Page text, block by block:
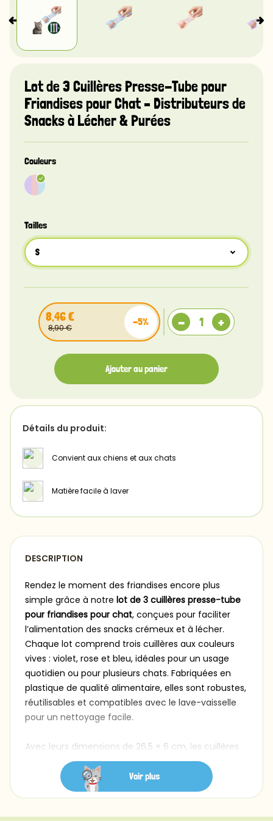
Lot de 3 Cuillères Presse-Tube pour
Friandises pour Chat – Distributeurs de
Snacks à Lécher & Purées
Couleurs
Tailles
S
8,46 €
8,90 €
-5% - +
Ajouter au panier
Détails du produit:
Convient aux chiens et aux chats
Matière facile à laver
DESCRIPTION
Rendez le moment des friandises encore plus
simple grâce à notre lot de 3 cuillères presse-tube
pour friandises pour chat, conçues pour faciliter
l’alimentation des snacks crémeux et à lécher.
Chaque lot comprend trois cuillères aux couleurs
vives : violet, rose et bleu, idéales pour un usage
quotidien ou pour plusieurs chats. Fabriquées en
plastique de qualité alimentaire, elles sont robustes,
réutilisables et compatibles avec le lave-vaisselle
pour un nettoyage facile.
Avec leurs dimensions de 26,5 × 6 cm, les cuillères
offrent une prise en main confortable et des bords
lisses et sûrs pour les animaux. Leur système de
curseur intuitif permet de distribuer facilement les
Voir plus